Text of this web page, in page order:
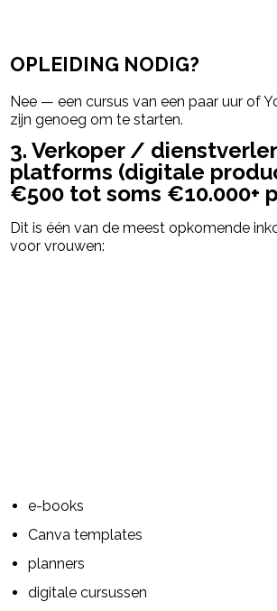
OPLEIDING NODIG?
Nee — een cursus van een paar uur of
zijn genoeg om te starten.
3. Verkoper /
platforms (digitale
€500 tot soms €10.000+
Dit is één van de meest opkomende
voor vrouwen:
e-books
Canva templates
planners
digitale cursussen